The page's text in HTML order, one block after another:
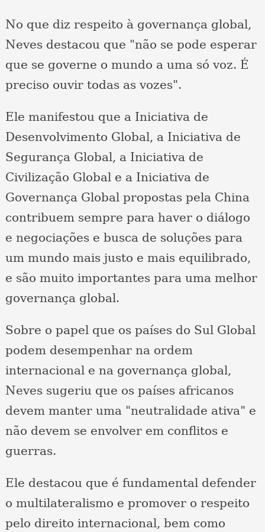
No que diz respeito à governança global,
Neves destacou que "não se pode esperar
que se governe o mundo a uma só voz. É
preciso ouvir todas as vozes".
Ele manifestou que a Iniciativa de
Desenvolvimento Global, a Iniciativa de
Segurança Global, a Iniciativa de
Civilização Global e a Iniciativa de
Governança Global propostas pela China
contribuem sempre para haver o diálogo
e negociações e busca de soluções para
um mundo mais justo e mais equilibrado,
e são muito importantes para uma melhor
governança global.
Sobre o papel que os países do Sul Global
podem desempenhar na ordem
internacional e na governança global,
Neves sugeriu que os países africanos
devem manter uma "neutralidade ativa" e
não devem se envolver em conflitos e
guerras.
Ele destacou que é fundamental defender
o multilateralismo e promover o respeito
pelo direito internacional, bem como